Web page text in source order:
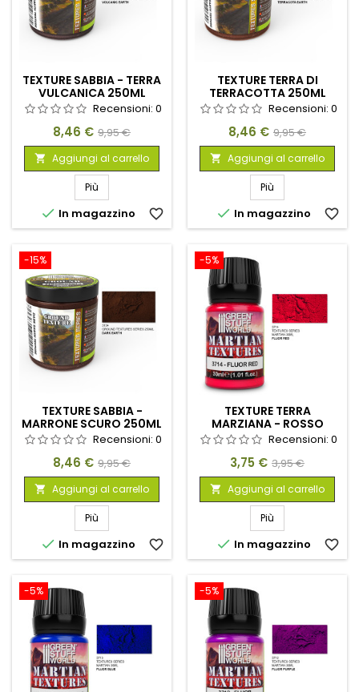
TEXTURE SABBIA - TERRA
VULCANICA 250ML
Recensioni: 0
Prezzo
8,46 € Prezzo
base
9,95 €
 Aggiungi al carrello
Più
 In magazzino favorite_border
TEXTURE TERRA DI
TERRACOTTA 250ML
Recensioni: 0
Prezzo
8,46 € Prezzo
base
9,95 €
 Aggiungi al carrello
Più
 In magazzino favorite_border
-15%
TEXTURE SABBIA -
MARRONE SCURO 250ML
Recensioni: 0
Prezzo
8,46 € Prezzo
base
9,95 €
 Aggiungi al carrello
Più
 In magazzino favorite_border
-5%
TEXTURE TERRA
MARZIANA - ROSSO
FLUOR 30ML
Recensioni: 0
Prezzo
3,75 € Prezzo
base
3,95 €
 Aggiungi al carrello
Più
 In magazzino favorite_border
-5% -5%